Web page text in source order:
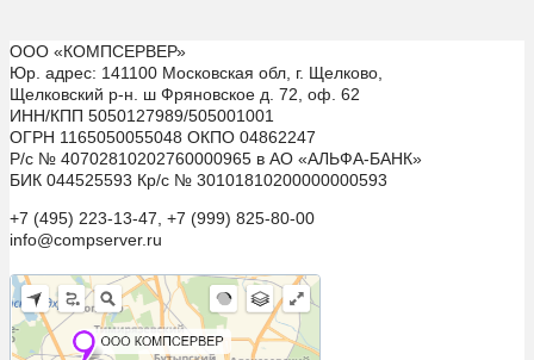
ООО «КОМПСЕРВЕР»
Юр. адрес: 141100 Московская обл, г. Щелково,
Щелковский р-н. ш Фряновское д. 72, оф. 62
ИНН/КПП 5050127989/505001001
ОГРН 1165050055048 ОКПО 04862247
Р/с № 40702810202760000965 в АО «АЛЬФА-БАНК»
БИК 044525593 Кр/с № 30101810200000000593
+7 (495) 223-13-47, +7 (999) 825-80-00
info@compserver.ru